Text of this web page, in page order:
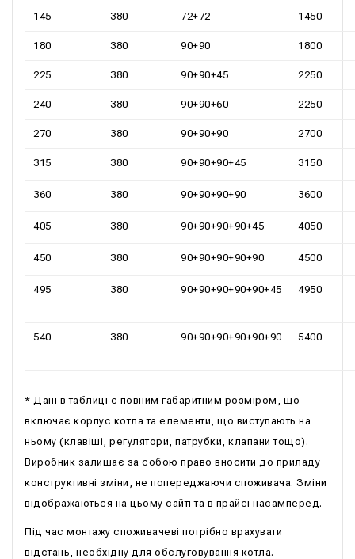
145 380 72+72 1450
180 380 90+90 1800
225 380 90+90+45 2250
240 380 90+90+60 2250
270 380 90+90+90 2700
315 380 90+90+90+45 3150
360 380 90+90+90+90 3600
405 380 90+90+90+90+45 4050
450 380 90+90+90+90+90 4500
495 380 90+90+90+90+90+45 4950
540 380 90+90+90+90+90+90 5400
* Дані в таблиці є повним габаритним розміром, що
включає корпус котла та елементи, що виступають на
ньому (клавіші, регулятори, патрубки, клапани тощо).
Виробник залишає за собою право вносити до приладу
конструктивні зміни, не попереджаючи споживача. Зміни
відображаються на цьому сайті та в прайсі насамперед.
Під час монтажу споживачеві потрібно врахувати
відстань, необхідну для обслуговування котла.